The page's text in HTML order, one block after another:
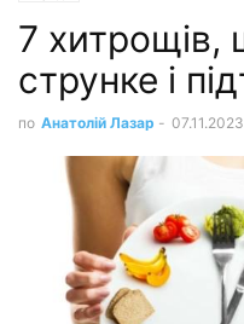
7 хитрощів,
струнке і
по Анатолій Лазар - 07.11.2023